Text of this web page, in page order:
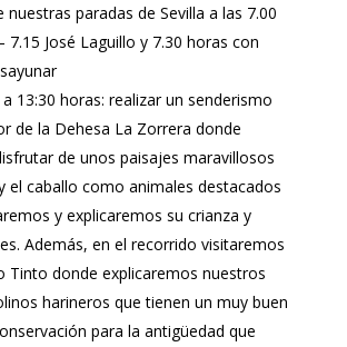
nuestras paradas de Sevilla a las 7.00
7.15 José Laguillo y 7.30 horas con
13:30 horas: realizar un senderismo
de la Dehesa La Zorrera donde
de unos paisajes maravillosos
el caballo como animales destacados
y explicaremos su crianza y
Además, en el recorrido visitaremos
Tinto donde explicaremos nuestros
harineros que tienen un muy buen
para la antigüedad que